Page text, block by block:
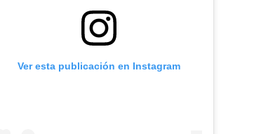
Ver esta publicación en Instagram